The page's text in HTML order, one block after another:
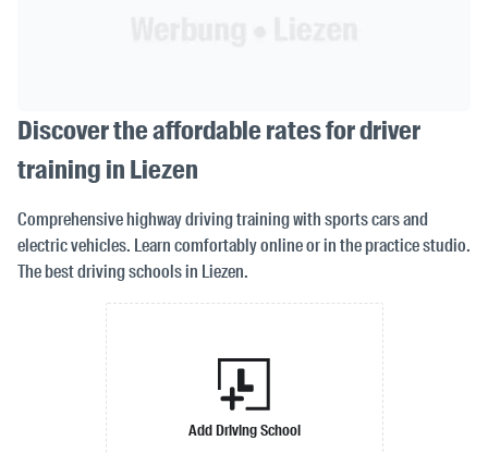
Discover the affordable rates for driver
training in Liezen
Comprehensive highway driving training with sports cars and
electric vehicles. Learn comfortably online or in the practice studio.
The best driving schools in Liezen.
Add Driving School